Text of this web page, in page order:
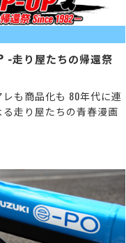
-走り屋たちの帰還祭
も商品化も 80年代に連
走り屋たちの青春漫画